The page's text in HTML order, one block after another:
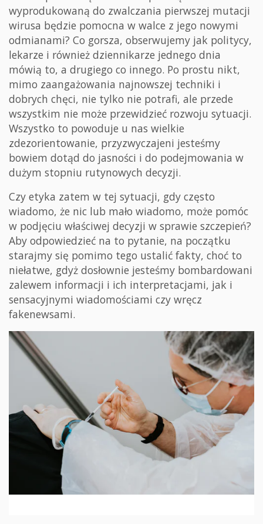
wyprodukowaną do zwalczania pierwszej mutacji
wirusa będzie pomocna w walce z jego nowymi
odmianami? Co gorsza, obserwujemy jak politycy,
lekarze i również dziennikarze jednego dnia
mówią to, a drugiego co innego. Po prostu nikt,
mimo zaangażowania najnowszej techniki i
dobrych chęci, nie tylko nie potrafi, ale przede
wszystkim nie może przewidzieć rozwoju sytuacji.
Wszystko to powoduje u nas wielkie
zdezorientowanie, przyzwyczajeni jesteśmy
bowiem dotąd do jasności i do podejmowania w
dużym stopniu rutynowych decyzji.
Czy etyka zatem w tej sytuacji, gdy często
wiadomo, że nic lub mało wiadomo, może pomóc
w podjęciu właściwej decyzji w sprawie szczepień?
Aby odpowiedzieć na to pytanie, na początku
starajmy się pomimo tego ustalić fakty, choć to
niełatwe, gdyż dosłownie jesteśmy bombardowani
zalewem informacji i ich interpretacjami, jak i
sensacyjnymi wiadomościami czy wręcz
fakenewsami.